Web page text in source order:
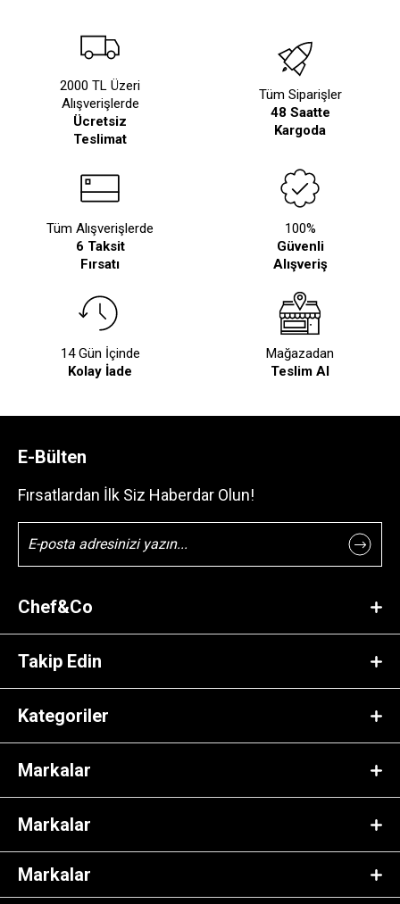
2000 TL Üzeri
Alışverişlerde
Ücretsiz
Teslimat
Tüm Siparişler
48 Saatte
Kargoda
Tüm Alışverişlerde
6 Taksit
Fırsatı
100%
Güvenli
Alışveriş
14 Gün İçinde
Kolay İade
Mağazadan
Teslim Al
E-Bülten
Fırsatlardan İlk Siz Haberdar Olun!
Chef&Co
Takip Edin
Kategoriler
Markalar
Markalar
Markalar